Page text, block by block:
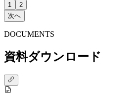
1
2
次へ
DOCUMENTS
資料ダウンロード